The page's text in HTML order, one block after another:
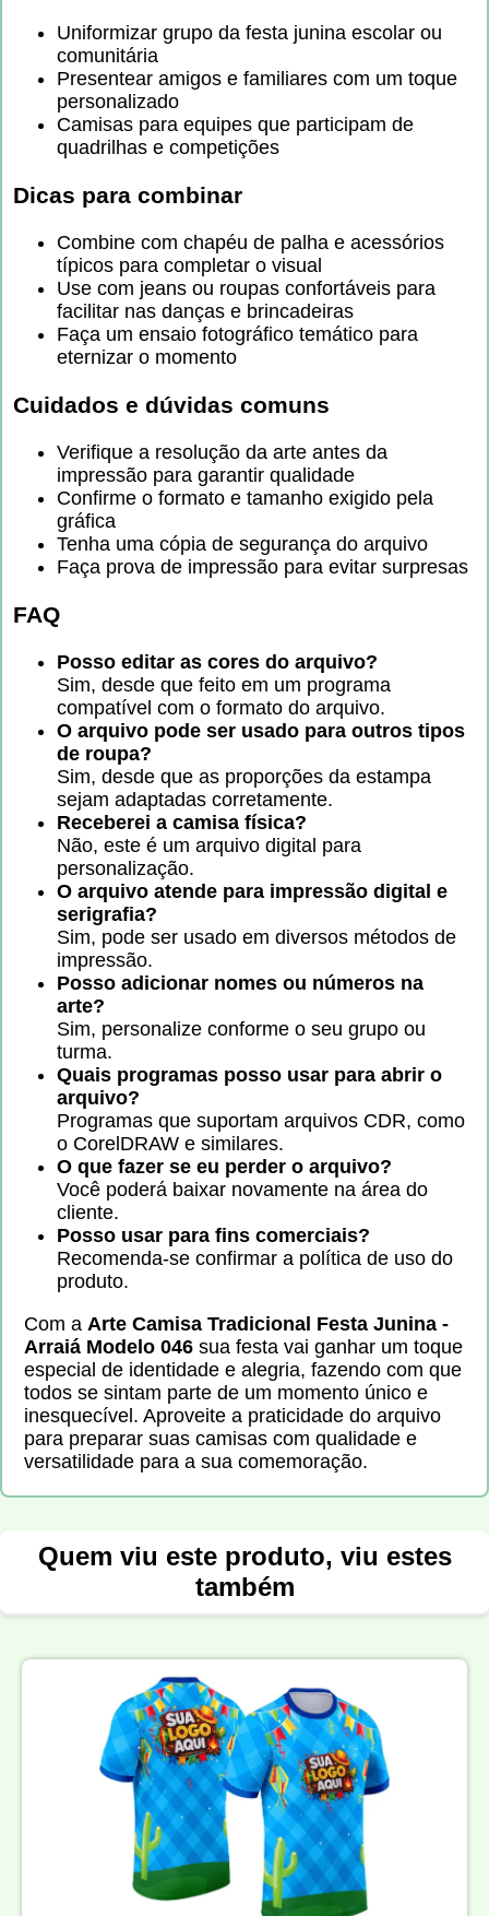
Uniformizar grupo da festa junina escolar ou
comunitária
Presentear amigos e familiares com um toque
personalizado
Camisas para equipes que participam de
quadrilhas e competições
Dicas para combinar
Combine com chapéu de palha e acessórios
típicos para completar o visual
Use com jeans ou roupas confortáveis para
facilitar nas danças e brincadeiras
Faça um ensaio fotográfico temático para
eternizar o momento
Cuidados e dúvidas comuns
Verifique a resolução da arte antes da
impressão para garantir qualidade
Confirme o formato e tamanho exigido pela
gráfica
Tenha uma cópia de segurança do arquivo
Faça prova de impressão para evitar surpresas
FAQ
Posso editar as cores do arquivo?
Sim, desde que feito em um programa
compatível com o formato do arquivo.
O arquivo pode ser usado para outros tipos
de roupa?
Sim, desde que as proporções da estampa
sejam adaptadas corretamente.
Receberei a camisa física?
Não, este é um arquivo digital para
personalização.
O arquivo atende para impressão digital e
serigrafia?
Sim, pode ser usado em diversos métodos de
impressão.
Posso adicionar nomes ou números na
arte?
Sim, personalize conforme o seu grupo ou
turma.
Quais programas posso usar para abrir o
arquivo?
Programas que suportam arquivos CDR, como
o CorelDRAW e similares.
O que fazer se eu perder o arquivo?
Você poderá baixar novamente na área do
cliente.
Posso usar para fins comerciais?
Recomenda-se confirmar a política de uso do
produto.
Com a Arte Camisa Tradicional Festa Junina -
Arraiá Modelo 046 sua festa vai ganhar um toque
especial de identidade e alegria, fazendo com que
todos se sintam parte de um momento único e
inesquecível. Aproveite a praticidade do arquivo
para preparar suas camisas com qualidade e
versatilidade para a sua comemoração.
Quem viu este produto, viu estes
também